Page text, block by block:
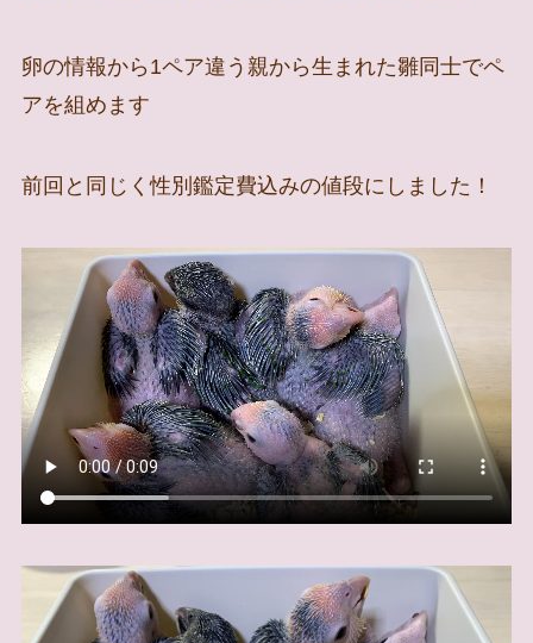
卵の情報から1ペア違う親から生まれた雛同士でペ
アを組めます
前回と同じく性別鑑定費込みの値段にしました！